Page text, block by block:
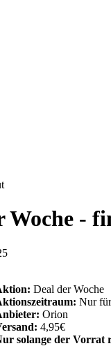
Woche -
Deal der Woche
Nur
Orion
4,95€
solange der Vorrat